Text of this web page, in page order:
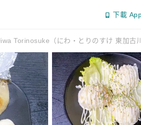
下載
Torinosuke（にわ・とりのすけ 東加古